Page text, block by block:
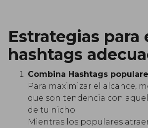
Estrategias para
hashtags
Combina Hashtags
Para maximizar el alcance,
que son tendencia con
de tu nicho.
Mientras los populares